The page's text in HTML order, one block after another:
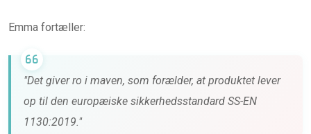
Emma fortæller:
"Det giver ro i maven, som forælder, at produktet lever
op til den europæiske sikkerhedsstandard SS-EN
1130:2019."